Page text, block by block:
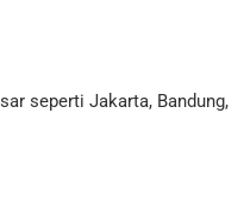
seperti Jakarta, Bandung,